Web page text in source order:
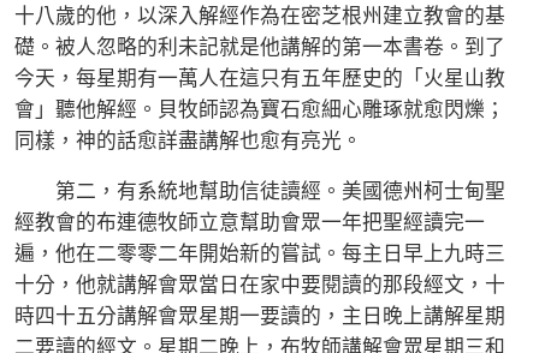
十八歲的他，以深入解經作為在密芝根州建立教會的基
礎。被人忽略的利未記就是他講解的第一本書卷。到了
今天，每星期有一萬人在這只有五年歷史的「火星山教
會」聽他解經。貝牧師認為寶石愈細心雕琢就愈閃爍；
同樣，神的話愈詳盡講解也愈有亮光。
第二，有系統地幫助信徒讀經。美國德州柯士甸聖
經教會的布連德牧師立意幫助會眾一年把聖經讀完一
遍，他在二零零二年開始新的嘗試。每主日早上九時三
十分，他就講解會眾當日在家中要閱讀的那段經文，十
時四十五分講解會眾星期一要讀的，主日晚上講解星期
二要讀的經文。星期二晚上，布牧師講解會眾星期三和